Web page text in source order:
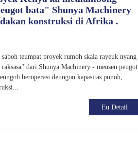
bata" Shunya Machinery
konstruksi di Afrika .
teumpat proyek rumoh skala rayeuk nyang
dari Shunya Machinery - meusen peugot
beroperasi deungon kapasitas punoh,
Eu Detail